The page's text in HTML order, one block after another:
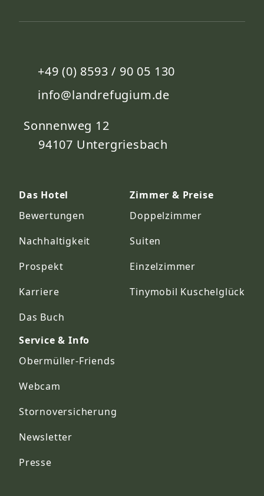
+49 (0) 8593 / 90 05 130
info@landrefugium.de
Sonnenweg 12
94107 Untergriesbach
Das Hotel
Bewertungen
Nachhaltigkeit
Prospekt
Karriere
Das Buch
Zimmer & Preise
Doppelzimmer
Suiten
Einzelzimmer
Tinymobil Kuschelglück
Service & Info
Obermüller-Friends
Webcam
Stornoversicherung
Newsletter
Presse